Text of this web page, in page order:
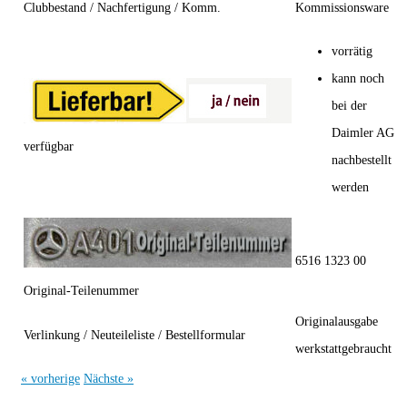
Clubbestand / Nachfertigung / Komm. Kommissionsware
verfügbar
vorrätig
kann noch
bei der
Daimler AG
nachbestellt
werden
Original-Teilenummer
6516 1323 00
Verlinkung / Neuteileliste / Bestellformular
Originalausgabe
werkstattgebraucht
« vorherige Nächste »